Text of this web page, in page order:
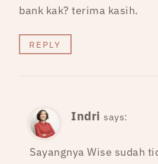
bank kak? terima kasih.
REPLY
Indri says:
Sayangnya Wise sudah